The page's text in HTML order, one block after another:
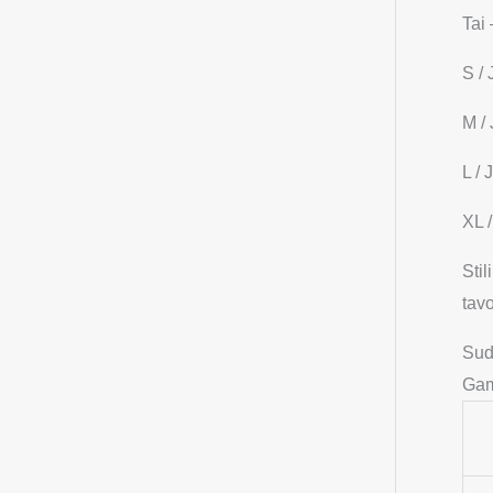
Tai
S /
M /
L /
XL